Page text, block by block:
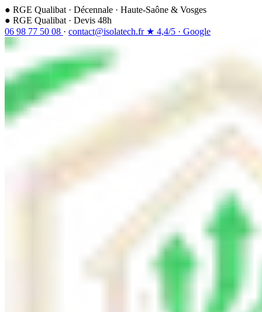
● RGE Qualibat · Décennale · Haute-Saône & Vosges
● RGE Qualibat · Devis 48h
06 98 77 50 08 · contact@isolatech.fr ★ 4,4/5 · Google